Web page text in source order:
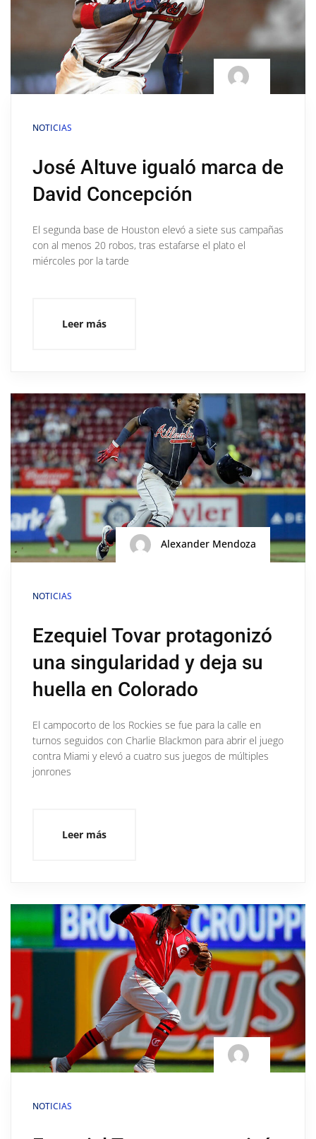
NOTICIAS
José Altuve igualó marca de
David Concepción
El segunda base de Houston elevó a siete sus campañas
con al menos 20 robos, tras estafarse el plato el
miércoles por la tarde
Leer más
Alexander Mendoza
NOTICIAS
Ezequiel Tovar protagonizó
una singularidad y deja su
huella en Colorado
El campocorto de los Rockies se fue para la calle en
turnos seguidos con Charlie Blackmon para abrir el juego
contra Miami y elevó a cuatro sus juegos de múltiples
jonrones
Leer más
NOTICIAS